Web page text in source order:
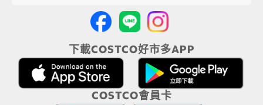
下載COSTCO好市多APP
COSTCO會員卡